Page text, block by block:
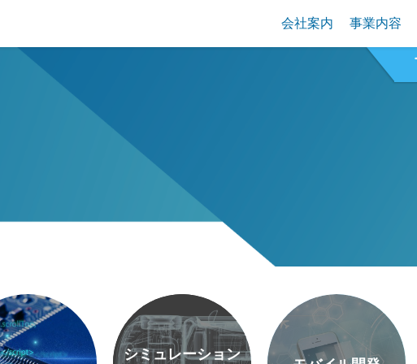
会社案内 事業内容
シミュレーション